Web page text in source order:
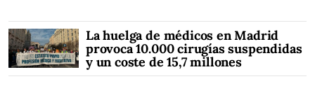
La huelga de médicos en Madrid
provoca 10.000 cirugías suspendidas
y un coste de 15,7 millones